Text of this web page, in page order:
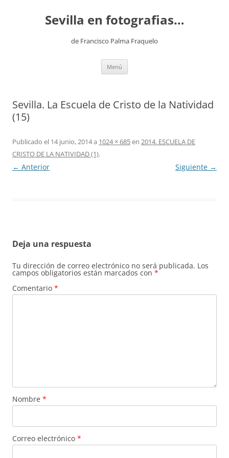
contenidoSevilla en fotografias…
de Francisco Palma Fraquelo
Menú
Sevilla. La Escuela de Cristo de la Natividad
(15)
Publicado el 14 junio, 2014a 1024 × 685en 2014. ESCUELA DE
CRISTO DE LA NATIVIDAD (1).
← Anterior Siguiente →
Deja una respuesta
Tu dirección de correo electrónico no será publicada. Los
campos obligatorios están marcados con *
Comentario *
Nombre *
Correo electrónico *